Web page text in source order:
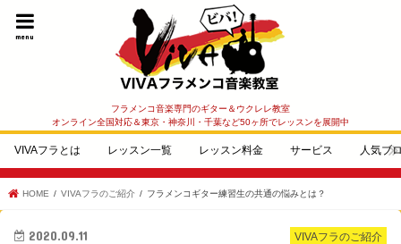
フラメンコ音楽専門のギター＆ウクレレ教室
オンライン全国対応＆東京・神奈川・千葉など50ヶ所でレッスンを展開中
menu
VIVAフラとは レッスン一覧 レッスン料金 サービス 人気ブ
HOME VIVAフラのご紹介 フラメンコギター練習生の共通の悩みとは？
VIVAフラのご紹介
2020.09.11